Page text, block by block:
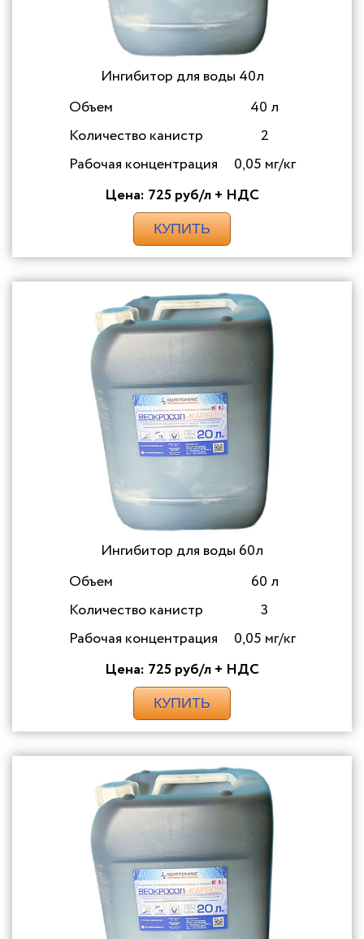
Ингибитор для воды 40л
Объем
40 л
Количество канистр
2
Рабочая концентрация
0,05 мг/кг
Цена: 725 руб/л + НДС
КУПИТЬ
Ингибитор для воды 60л
Объем
60 л
Количество канистр
3
Рабочая концентрация
0,05 мг/кг
Цена: 725 руб/л + НДС
КУПИТЬ